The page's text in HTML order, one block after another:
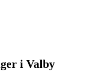
i Valby